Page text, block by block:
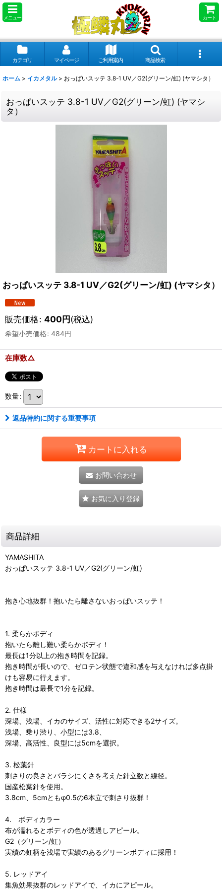
メニュー カート
カテゴリ マイページ ご利用案内 商品検索
ホーム > イカメタル > おっぱいスッテ 3.8-1 UV／G2(グリーン/虹) (ヤマシタ）
おっぱいスッテ 3.8-1 UV／G2(グリーン/虹) (ヤマシ
タ）
おっぱいスッテ 3.8-1 UV／G2(グリーン/虹) (ヤマシタ）
販売価格: 400円(税込)
希望小売価格: 484円
在庫数△
数量:
返品特約に関する重要事項
カートに入れる
お問い合わせ
お気に入り登録
商品詳細
YAMASHITA
おっぱいスッテ 3.8-1 UV／G2(グリーン/虹)
抱き心地抜群！抱いたら離さないおっぱいスッテ！
1. 柔らかボディ
抱いたら離し難い柔らかボディ！
最長は1分以上の抱き時間を記録。
抱き時間が長いので、ゼロテン状態で違和感を与えなければ多点掛
けも容易に行えます。
抱き時間は最長で1分を記録。
2. 仕様
深場、浅場、イカのサイズ、活性に対応できる2サイズ。
浅場、乗り渋り、小型には3.8、
深場、高活性、良型には5cmを選択。
3. 松葉針
刺さりの良さとバラシにくさを考えた針立数と線径。
国産松葉針を使用。
3.8cm、5cmともφ0.5の6本立で刺さり抜群！
4. ボディカラー
布が濡れるとボディの色が透過しアピール。
G2（グリーン/虹）
実績の虹柄を浅場で実績のあるグリーンボディに採用！
5. レッドアイ
集魚効果抜群のレッドアイで、イカにアピール。